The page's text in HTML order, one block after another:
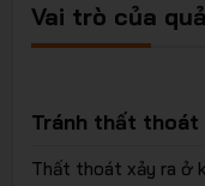
Vai trò của
Tránh thất thoát
Thất thoát xảy ra ở